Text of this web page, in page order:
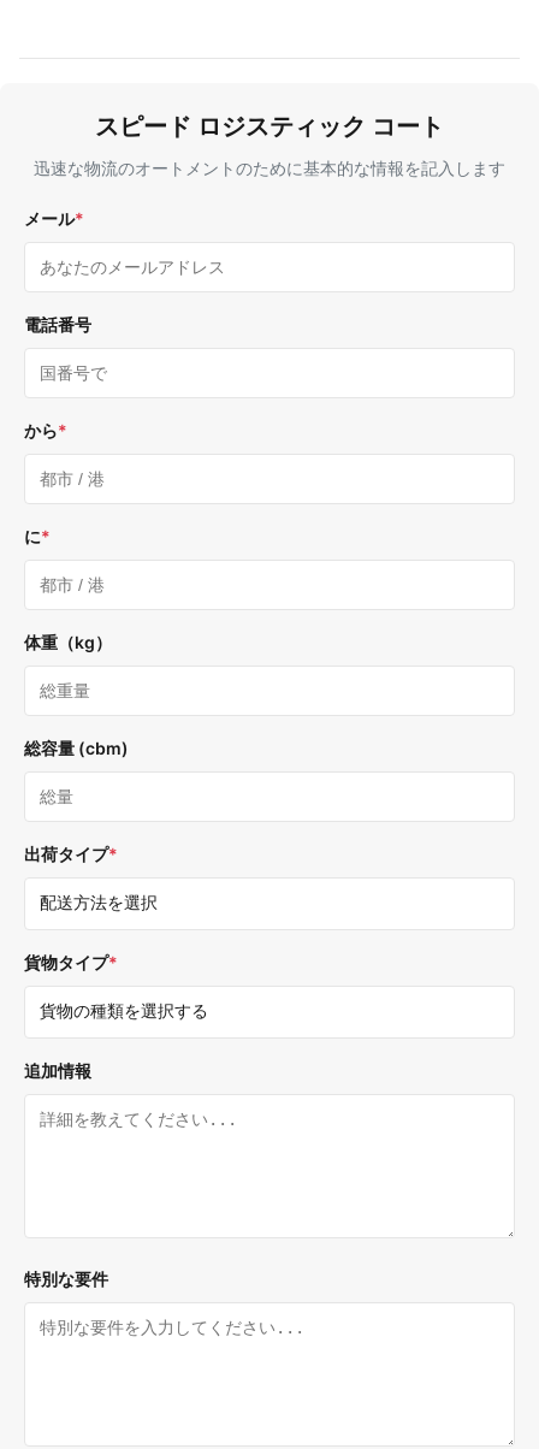
スピード ロジスティック コート
迅速な物流のオートメントのために基本的な情報を記入します
メール*
電話番号
から*
に*
体重（kg）
総容量 (cbm)
出荷タイプ*
貨物タイプ*
追加情報
特別な要件